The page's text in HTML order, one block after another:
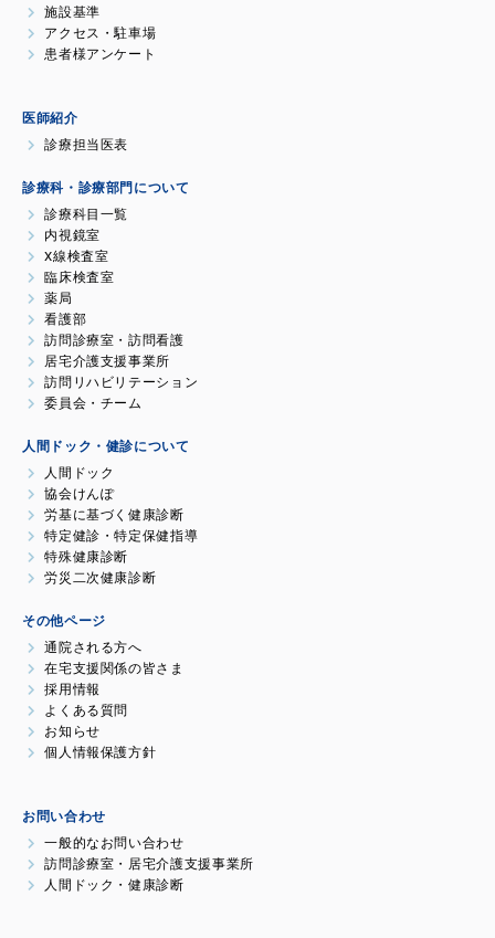
施設基準
アクセス・駐車場
患者様アンケート
医師紹介
診療担当医表
診療科・診療部門について
診療科目一覧
内視鏡室
X線検査室
臨床検査室
薬局
看護部
訪問診療室・訪問看護
居宅介護支援事業所
訪問リハビリテーション
委員会・チーム
人間ドック・健診について
人間ドック
協会けんぽ
労基に基づく健康診断
特定健診・特定保健指導
特殊健康診断
労災二次健康診断
その他ページ
通院される方へ
在宅支援関係の皆さま
採用情報
よくある質問
お知らせ
個人情報保護方針
お問い合わせ
一般的なお問い合わせ
訪問診療室・居宅介護支援事業所
人間ドック・健康診断